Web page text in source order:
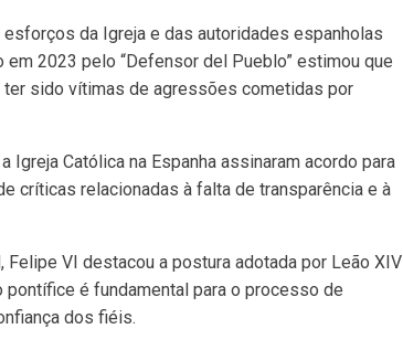
da Igreja e das autoridades espanholas
2023 pelo “Defensor del Pueblo” estimou que
sido vítimas de agressões cometidas por
Igreja Católica na Espanha assinaram acordo para
críticas relacionadas à falta de transparência e à
Felipe VI destacou a postura adotada por Leão XIV
pontífice é fundamental para o processo de
dos fiéis.